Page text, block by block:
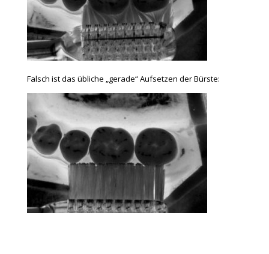
Falsch ist das übliche „gerade“ Aufsetzen der Bürste: